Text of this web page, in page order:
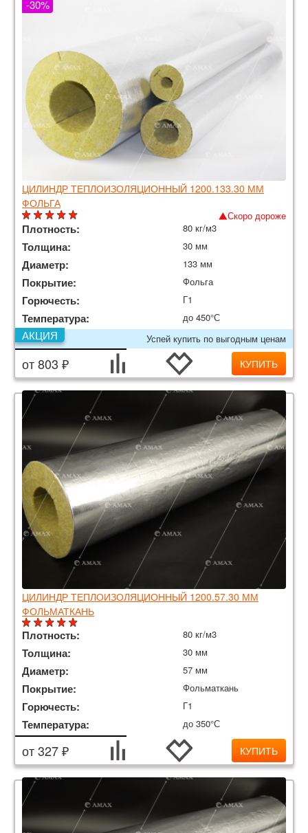
ЦИЛИНДР ТЕПЛОИЗОЛЯЦИОННЫЙ 1200.133.30 ММ
ФОЛЬГА
-30%
Скоро дороже
Плотность: 80 кг/м3
Толщина: 30 мм
Диаметр: 133 мм
Покрытие: Фольга
Горючесть: Г1
Температура:
до 450°С
Успей купить по выгодным ценам
АКЦИЯ
от 803 ₽ КУПИТЬ
ЦИЛИНДР ТЕПЛОИЗОЛЯЦИОННЫЙ 1200.57.30 ММ
ФОЛЬМАТКАНЬ
Плотность: 80 кг/м3
Толщина: 30 мм
Диаметр: 57 мм
Покрытие: Фольматкань
Горючесть: Г1
Температура: до 350°С
от 327 ₽ КУПИТЬ